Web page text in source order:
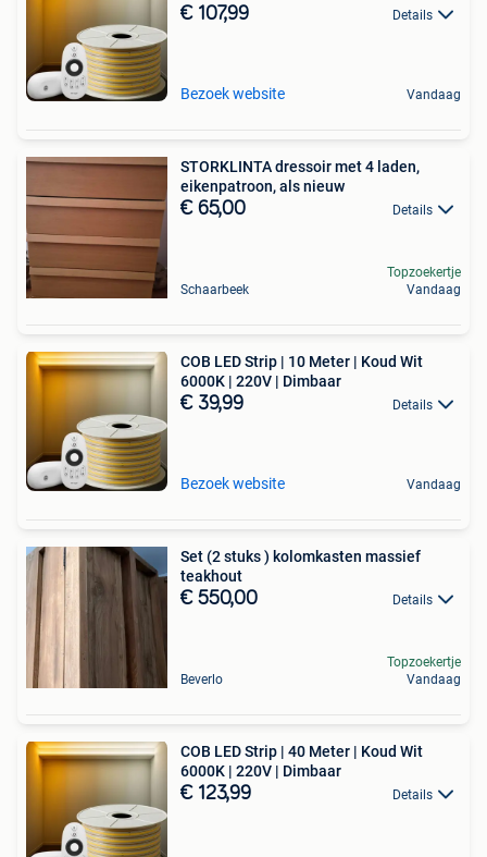
€ 107,99 Details
Bezoek website Vandaag
STORKLINTA dressoir met 4 laden,
eikenpatroon, als nieuw
€ 65,00 Details
Schaarbeek
Topzoekertje
Vandaag
COB LED Strip | 10 Meter | Koud Wit
6000K | 220V | Dimbaar
€ 39,99 Details
Bezoek website Vandaag
Set (2 stuks ) kolomkasten massief
teakhout
€ 550,00 Details
Beverlo
Topzoekertje
Vandaag
COB LED Strip | 40 Meter | Koud Wit
6000K | 220V | Dimbaar
€ 123,99 Details